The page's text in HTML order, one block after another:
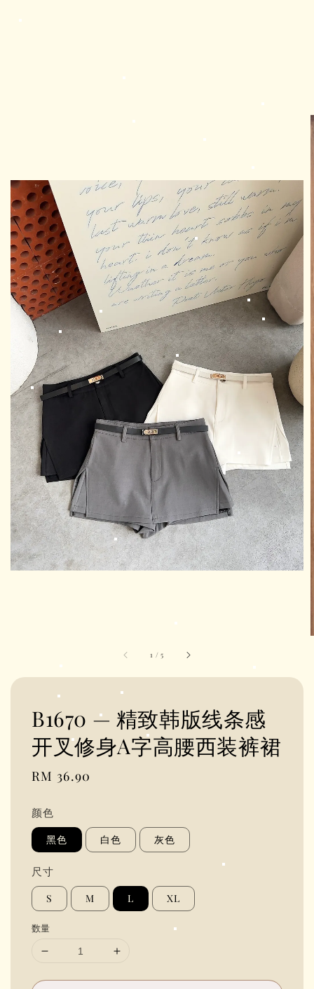
1 /5
B1670 — 精致韩版线条感
开叉修身A字高腰西装裤裙
Regular
RM 36.90
颜色
黑色 白色 灰色
尺寸
S M L XL
数量